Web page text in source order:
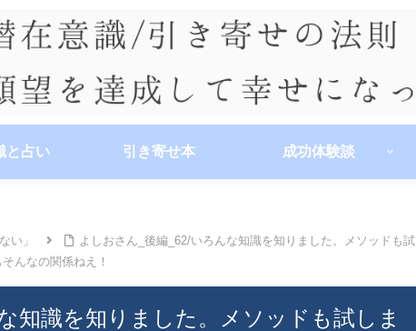
と占い 引き寄せ本 成功体験談
い」
よしおさん_後編_62/いろんな知識を知りました。メソッドも試
んなの関係ねえ！
知識を知りました。メソッドも試しま